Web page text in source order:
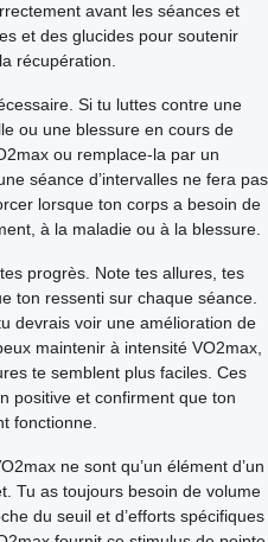
avant les séances et
et des glucides pour soutenir
récupération.
Si tu luttes contre une
ou une blessure en cours de
ou remplace-la par un
séance d’intervalles ne fera pas
lorsque ton corps a besoin de
à la maladie ou à la blessure.
progrès. Note tes allures, tes
ton ressenti sur chaque séance.
devrais voir une amélioration de
maintenir à intensité VO2max,
te semblent plus faciles. Ces
positive et confirment que ton
fonctionne.
ne sont qu’un élément d’un
Tu as toujours besoin de volume
du seuil et d’efforts spécifiques